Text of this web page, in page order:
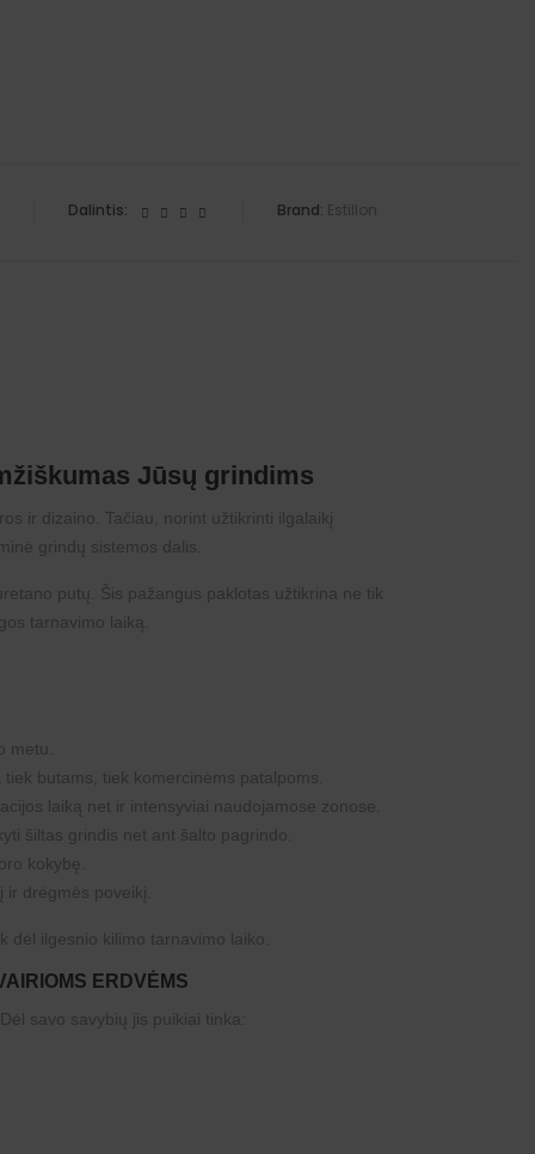
Dalintis: Brand: Estillon
Jūsų grindims
ir dizaino. Tačiau, norint užtikrinti ilgalaikį
grindų sistemos dalis.
putų. Šis pažangus paklotas užtikrina ne tik
tarnavimo laiką.
butams, tiek komercinėms patalpoms.
laiką net ir intensyviai naudojamose zonose.
šiltas grindis net ant šalto pagrindo.
kokybę.
drėgmės poveikį.
ilgesnio kilimo tarnavimo laiko.
ERDVĖMS
savo savybių jis puikiai tinka: